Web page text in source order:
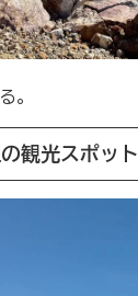
。
観光スポット